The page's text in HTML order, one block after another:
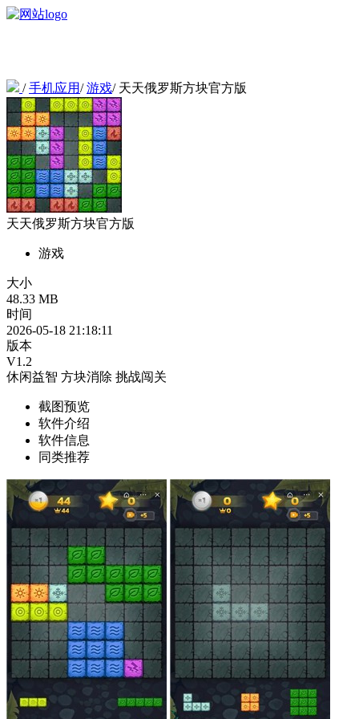
/手机应用/游戏/ 天天俄罗斯方块官方版
天天俄罗斯方块官方版
游戏
大小
48.33 MB
时间
2026-05-18 21:18:11
版本
V1.2
休闲益智 方块消除 挑战闯关
截图预览
软件介绍
软件信息
同类推荐